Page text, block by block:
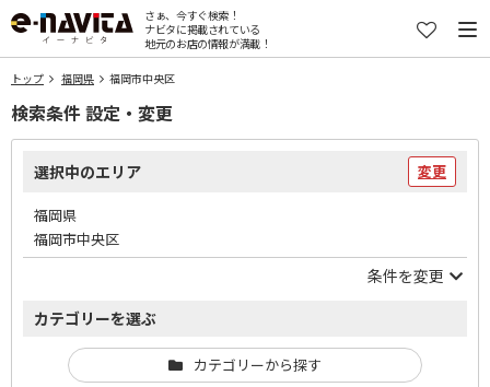
さぁ、今すぐ検索！
ナビタに掲載されている
地元のお店の情報が満載！
トップ 福岡県 福岡市中央区
検索条件 設定・変更
選択中のエリア 変更
福岡県
福岡市中央区
条件を変更
カテゴリーを選ぶ
カテゴリーから探す